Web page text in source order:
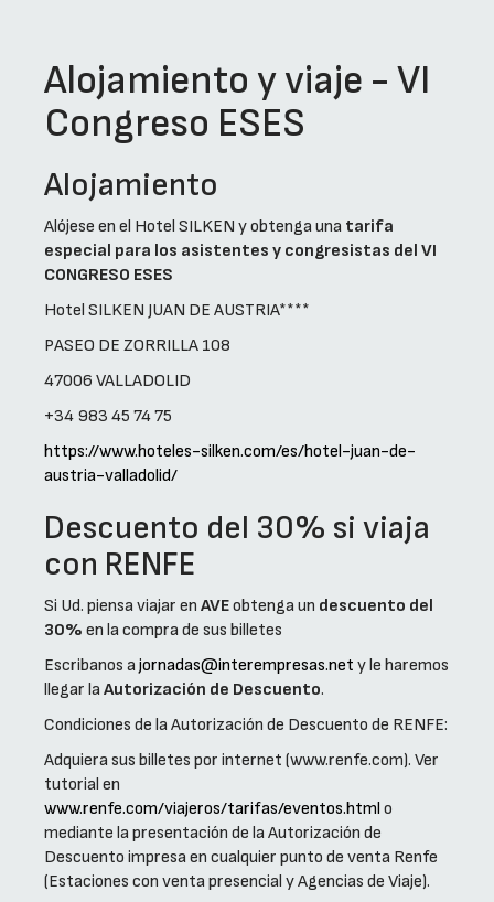
Alojamiento y viaje - VI
Congreso ESES
Alojamiento
Alójese en el Hotel SILKEN y obtenga una tarifa
especial para los asistentes y congresistas del VI
CONGRESO ESES
Hotel SILKEN JUAN DE AUSTRIA****
PASEO DE ZORRILLA 108
47006 VALLADOLID
+34 983 45 74 75
https://www.hoteles-silken.com/es/hotel-juan-de-
austria-valladolid/
Descuento del 30% si viaja
con RENFE
Si Ud. piensa viajar en AVEobtenga un descuento del
30% en la compra de sus billetes
Escribanos ajornadas@interempresas.net y le haremos
llegar laAutorización de Descuento.
Condiciones de la Autorización de Descuento de RENFE:
Adquiera sus billetes por internet (www.renfe.com). Ver
tutorial en
www.renfe.com/viajeros/tarifas/eventos.html o
mediante la presentación de la Autorización de
Descuento impresa en cualquier punto de venta Renfe
(Estaciones con venta presencial y Agencias de Viaje).